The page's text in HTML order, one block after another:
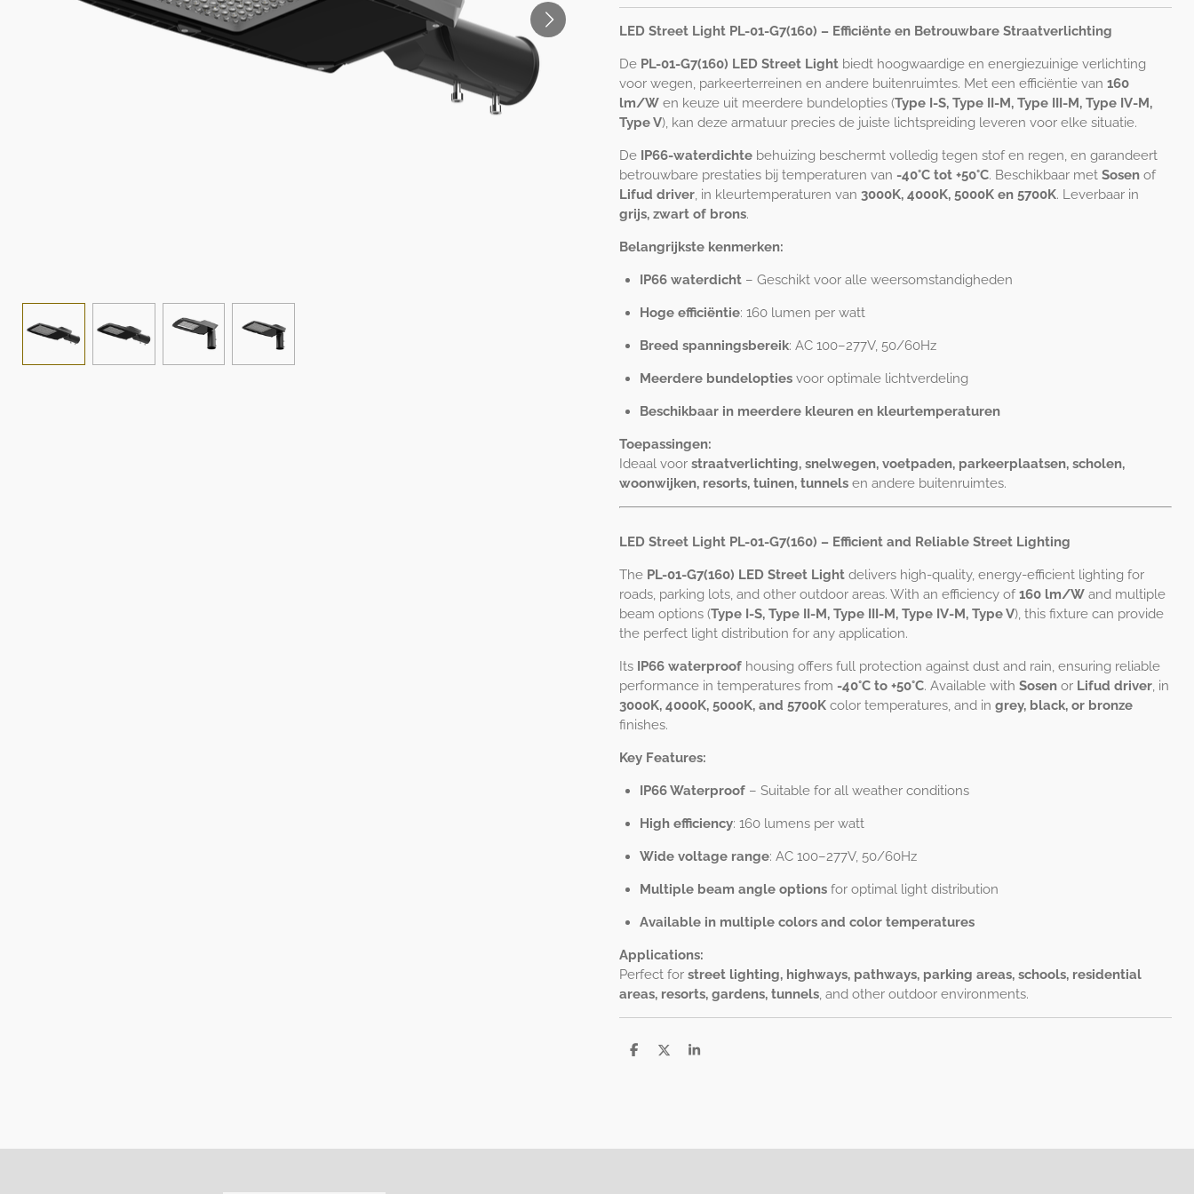
LED Street Light PL-01-G7(160) – Efficiënte en Betrouwbare Straatverlichting
De PL-01-G7(160) LED Street Light biedt hoogwaardige en energiezuinige verlichting
voor wegen, parkeerterreinen en andere buitenruimtes. Met een efficiëntie van 160
lm/W en keuze uit meerdere bundelopties (Type I-S, Type II-M, Type III-M, Type IV-M,
Type V), kan deze armatuur precies de juiste lichtspreiding leveren voor elke situatie.
De IP66-waterdichte behuizing beschermt volledig tegen stof en regen, en garandeert
betrouwbare prestaties bij temperaturen van -40°C tot +50°C. Beschikbaar met Sosen of
Lifud driver, in kleurtemperaturen van 3000K, 4000K, 5000K en 5700K. Leverbaar in
grijs, zwart of brons.
Belangrijkste kenmerken:
IP66 waterdicht– Geschikt voor alle weersomstandigheden
Hoge efficiëntie: 160 lumen per watt
Breed spanningsbereik: AC 100–277V, 50/60Hz
Meerdere bundeloptiesvoor optimale lichtverdeling
Beschikbaar in meerdere kleuren en kleurtemperaturen
Toepassingen:
Ideaal voor straatverlichting, snelwegen, voetpaden, parkeerplaatsen, scholen,
woonwijken, resorts, tuinen, tunnels en andere buitenruimtes.
LED Street Light PL-01-G7(160) – Efficient and Reliable Street Lighting
The PL-01-G7(160) LED Street Light delivers high-quality, energy-efficient lighting for
roads, parking lots, and other outdoor areas. With an efficiency of160 lm/W and multiple
beam options (Type I-S, Type II-M, Type III-M, Type IV-M, Type V), this fixture can provide
the perfect light distribution for any application.
Its IP66 waterproof housing offers full protection against dust and rain, ensuring reliable
performance in temperatures from -40°C to +50°C. Available with Sosen or Lifud driver , in
3000K, 4000K, 5000K, and 5700K color temperatures, and in grey, black, or bronze
finishes.
Key Features:
IP66 Waterproof– Suitable for all weather conditions
High efficiency: 160 lumens per watt
Wide voltage range: AC 100–277V, 50/60Hz
Multiple beam angle optionsfor optimal light distribution
Available in multiple colors and color temperatures
Applications:
Perfect for street lighting, highways, pathways, parking areas, schools, residential
areas, resorts, gardens, tunnels , and other outdoor environments.
S
S
S